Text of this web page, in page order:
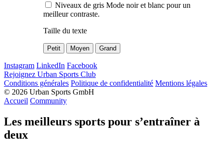
Niveaux de gris Mode noir et blanc pour un
meilleur contraste.
Taille du texte
Petit Moyen Grand
Instagram LinkedIn Facebook
Rejoignez Urban Sports Club
Conditions générales Politique de confidentialité Mentions légales
© 2026 Urban Sports GmbH
Accueil Community
Les meilleurs sports pour s’entraîner à
deux